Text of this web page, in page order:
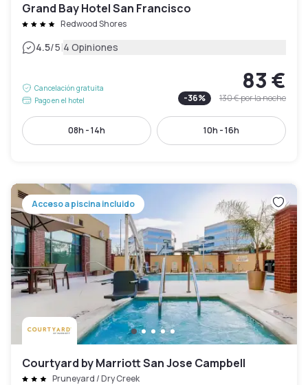
Grand Bay Hotel San Francisco
Redwood Shores
4.5/5|4 Opiniones
Cancelación gratuita
Pago en el hotel
83 €
-36% 130 €por la noche
08h - 14h 10h - 16h
Acceso a piscina incluido
Courtyard by Marriott San Jose Campbell
Pruneyard / Dry Creek